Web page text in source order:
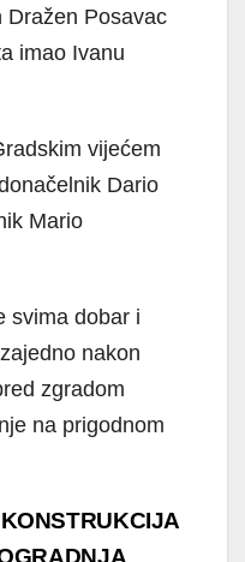
Dražen Posavac
imao Ivanu
vijećem
Dario
Mario
svima dobar i
nakon
zgradom
na prigodnom